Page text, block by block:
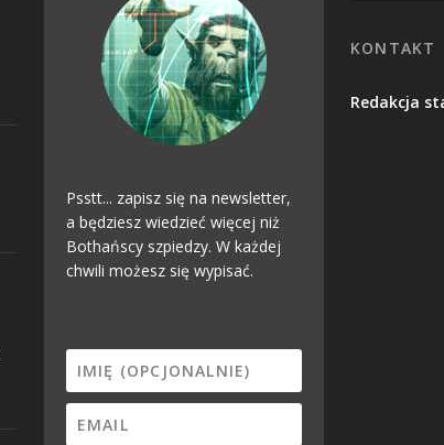
Psstt... zapisz się na newsletter,
a będziesz wiedzieć więcej niż
Bothańscy szpiedzy. W każdej
chwili możesz się wypisać.
KONTAKT
Redakcja